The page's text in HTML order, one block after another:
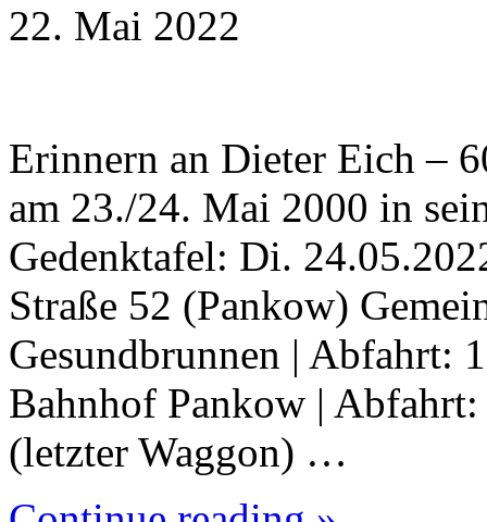
22. Mai 2022
Erinnern an Dieter Eich –
am 23./24. Mai 2000 in
Gedenktafel: Di.
Straße 52 (Pankow)
Gesundbrunnen | Abfahrt:
Bahnhof Pankow |
(letzter Waggon) …